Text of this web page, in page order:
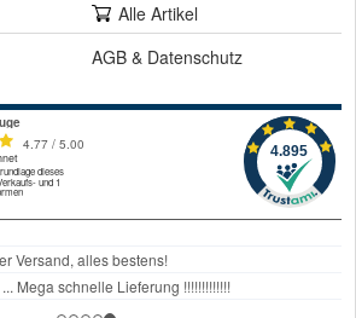
Alle Artikel
AGB & Datenschutz